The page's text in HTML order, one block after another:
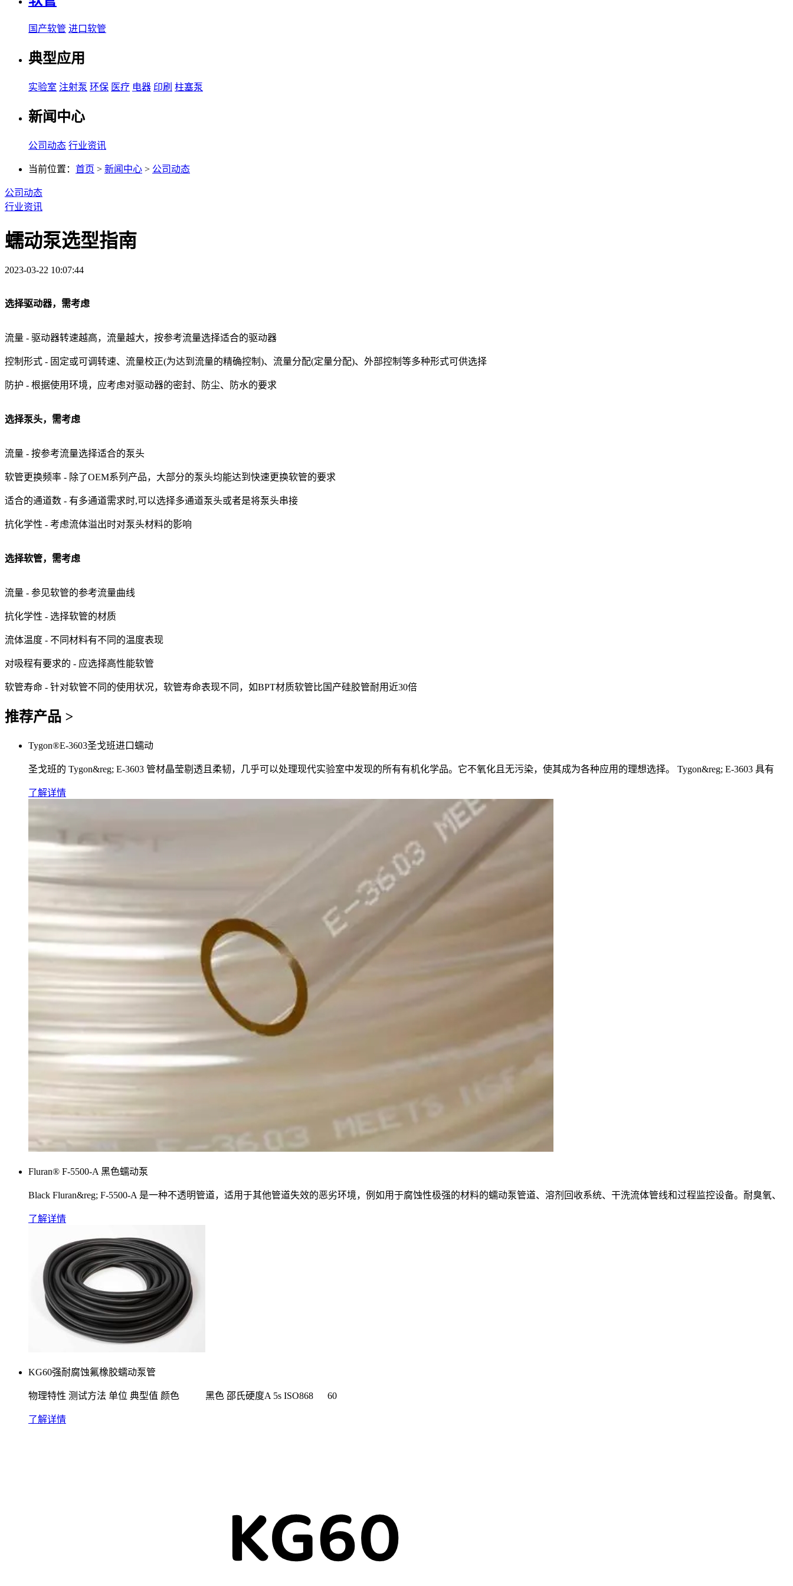
国产软管 进口软管
典型应用
实验室 注射泵 环保 医疗 电器 印刷 柱塞泵
新闻中心
公司动态 行业资讯
当前位置： 首页 > 新闻中心 > 公司动态
公司动态
行业资讯
蠕动泵选型指南
2023-03-22 10:07:44
选择驱动器，需考虑
流量 - 驱动器转速越高，流量越大，按参考流量选择适合的驱动器
控制形式 - 固定或可调转速、流量校正(为达到流量的精确控制)、流量分配(定量分配)、外部控制等多种形式可供选择
防护 - 根据使用环境，应考虑对驱动器的密封、防尘、防水的要求
选择泵头，需考虑
流量 - 按参考流量选择适合的泵头
软管更换频率 - 除了OEM系列产品，大部分的泵头均能达到快速更换软管的要求
适合的通道数 - 有多通道需求时,可以选择多通道泵头或者是将泵头串接
抗化学性 - 考虑流体溢出时对泵头材料的影响
选择软管，需考虑
流量 - 参见软管的参考流量曲线
抗化学性 - 选择软管的材质
流体温度 - 不同材料有不同的温度表现
对吸程有要求的 - 应选择高性能软管
软管寿命 - 针对软管不同的使用状况，软管寿命表现不同，如BPT材质软管比国产硅胶管耐用近30倍
推荐产品 >
Tygon®E-3603圣戈班进口蠕动
圣戈班的 Tygon&reg; E-3603 管材晶莹剔透且柔韧，几乎可以处理现代实验室中发现的所有有机化学品。它不氧化且无污染，使其成为各种应用的理想选择。 Tygon&reg; E-3603 具有
了解详情
Fluran® F-5500-A 黑色蠕动泵
Black Fluran&reg; F-5500-A 是一种不透明管道，适用于其他管道失效的恶劣环境，例如用于腐蚀性极强的材料的蠕动泵管道、溶剂回收系统、干洗流体管线和过程监控设备。耐臭氧、
了解详情
KG60强耐腐蚀氟橡胶蠕动泵管
物理特性 测试方法 单位 典型值 颜色 黑色 邵氏硬度A 5s ISO868 60
了解详情